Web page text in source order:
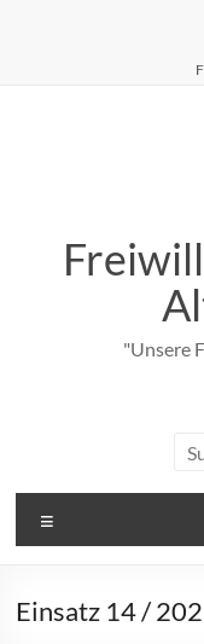
"Unsere
Einsatz 14 /